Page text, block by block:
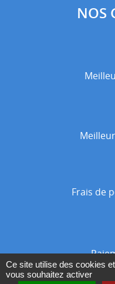
NOS
Frais de
Ce site utilise des cookies
vous souhaitez activer